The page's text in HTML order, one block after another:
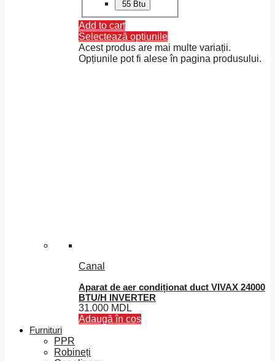
55 Btu
Add to cart
Selectează opțiunile
Acest produs are mai multe variații.
Opțiunile pot fi alese în pagina produsului.
Canal
Aparat de aer condiționat duct VIVAX 24000
BTU/H INVERTER
31.000 MDL
Adaugă în coș
Furnituri
PPR
Robineți